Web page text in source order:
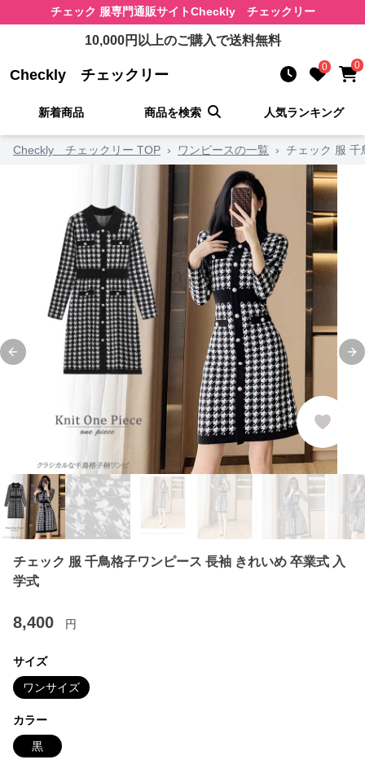
チェック 服専門通販サイトCheckly チェックリー
10,000円以上のご購入で送料無料
Checkly チェックリー 0 0
新着商品 商品を検索 人気ランキング
Checkly チェックリー TOP › ワンピースの一覧 › チェック 服
Previous slide
チェック 服 千鳥格子ワンピース 長袖 きれいめ 卒業式 入
学式
8,400 円
サイズ
ワンサイズ
カラー
黒